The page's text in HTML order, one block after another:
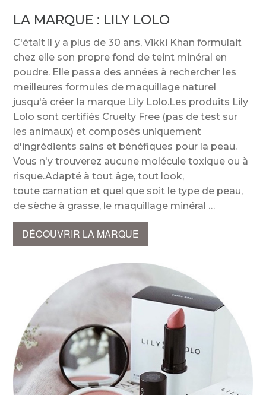
LA MARQUE : LILY LOLO
C'était il y a plus de 30 ans, Vikki Khan formulait
chez elle son propre fond de teint minéral en
poudre. Elle passa des années à rechercher les
meilleures formules de maquillage naturel
jusqu'à créer la marque Lily Lolo.Les produits Lily
Lolo sont certifiés Cruelty Free (pas de test sur
les animaux) et composés uniquement
d'ingrédients sains et bénéfiques pour la peau.
Vous n'y trouverez aucune molécule toxique ou à
risque.Adapté à tout âge, tout look,
toute carnation et quel que soit le type de peau,
de sèche à grasse, le maquillage minéral
DÉCOUVRIR LA MARQUE